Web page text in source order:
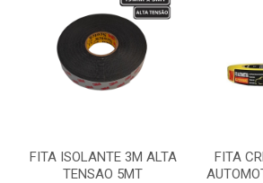
FITA ISOLANTE 3M ALTA
TENSAO 5MT
FITA